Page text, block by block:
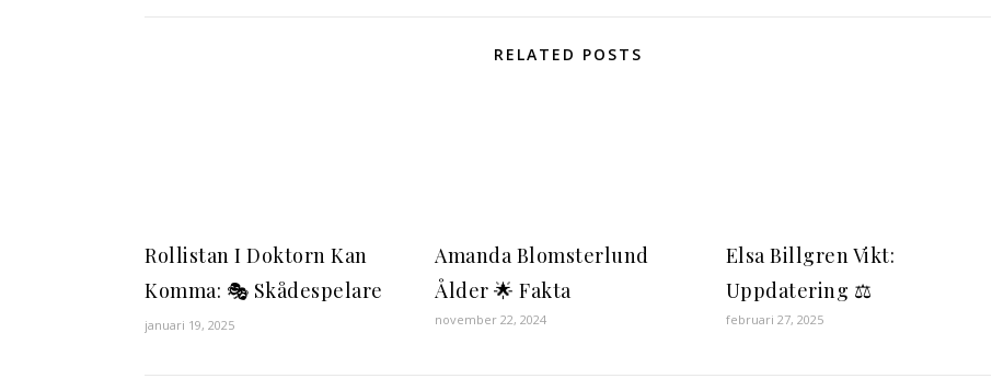
RELATED POSTS
Rollistan I Doktorn Kan
Komma: 🎭 Skådespelare
januari 19, 2025
Amanda Blomsterlund
Ålder 🌟 Fakta
november 22, 2024
Elsa Billgren Vikt:
Uppdatering ⚖️
februari 27, 2025